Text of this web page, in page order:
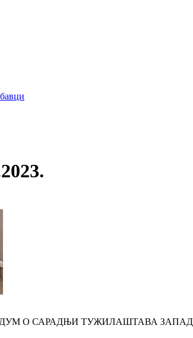
О САРАДЊИ ТУЖИЛАШТАВА